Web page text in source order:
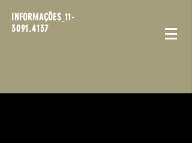
INFORMAÇÕES 11-
3091.4137